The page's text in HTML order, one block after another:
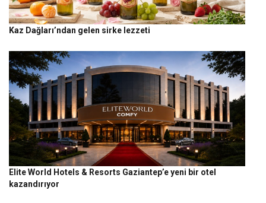
Kaz Dağları’ndan gelen sirke lezzeti
Elite World Hotels & Resorts Gaziantep’e yeni bir otel
kazandırıyor